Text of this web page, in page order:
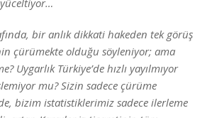
bir anlık dikkati hakeden tek görüş
çürümekte olduğu söyleniyor; ama
Uygarlık Türkiye’de hızlı yayılmıyor
mu? Sizin sadece çürüme
bizim istatistiklerimiz sadece ilerleme